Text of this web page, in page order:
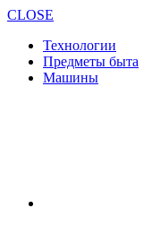
CLOSE
Технологии
Предметы быта
Машины